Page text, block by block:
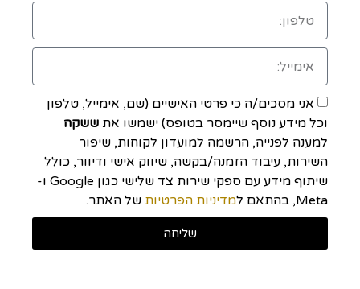
אני מסכים/ה כי פרטי האישיים (שם, אימייל, טלפון
וכל מידע נוסף שיימסר בטופס) ישמשו את ששקה
למענה לפנייה, הרשמה למועדון לקוחות, שיפור
השירות, עיבוד הזמנה/בקשה, שיווק אישי ודיוור, כולל
שיתוף מידע עם ספקי שירות צד שלישי כגון Google ו-
Meta, בהתאם ל
מדיניות הפרטיות של האתר.
שליחה